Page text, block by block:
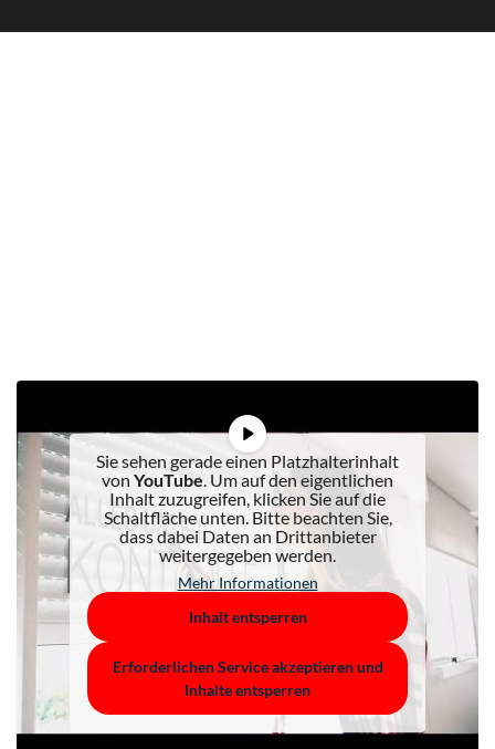
Sie sehen gerade einen Platzhalterinhalt
von YouTube. Um auf den eigentlichen
Inhalt zuzugreifen, klicken Sie auf die
Schaltfläche unten. Bitte beachten Sie,
dass dabei Daten an Drittanbieter
weitergegeben werden.
Mehr Informationen
Inhalt entsperren
Erforderlichen Service akzeptieren und
Inhalte entsperren